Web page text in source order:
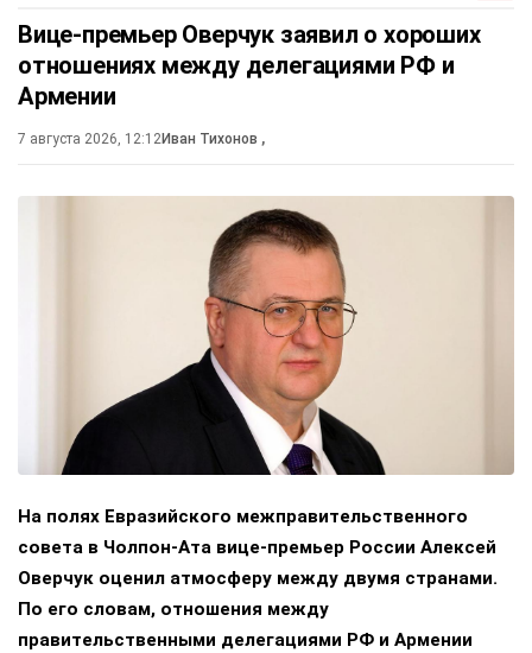
Вице-премьер Оверчук заявил о хороших
отношениях между делегациями РФ и
Армении
7 августа 2026, 12:12Иван Тихонов ,
На полях Евразийского межправительственного
совета в Чолпон-Ата вице-премьер России Алексей
Оверчук оценил атмосферу между двумя странами.
По его словам, отношения между
правительственными делегациями РФ и Армении